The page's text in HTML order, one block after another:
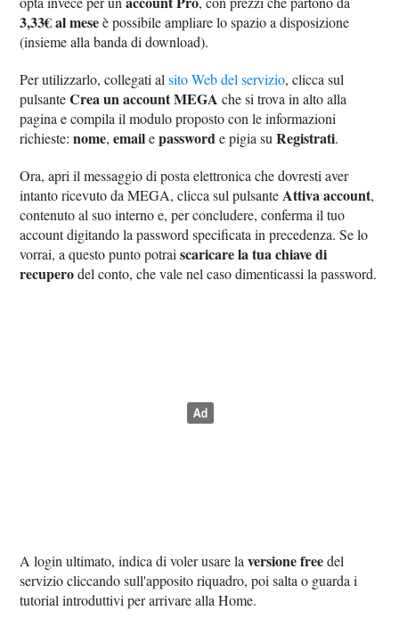
3,33€ al meseè possibile ampliare lo spazio a disposizione
(insieme alla banda di download).
Per utilizzarlo, collegati alsito Web del servizio, clicca sul
pulsanteCrea un account MEGA che si trova in alto alla
pagina e compila il modulo proposto con le informazioni
richieste:nome,emailepassworde pigia suRegistrati.
Ora, apri il messaggio di posta elettronica che dovresti aver
intanto ricevuto da MEGA, clicca sul pulsanteAttiva account,
contenuto al suo interno e, per concludere, conferma il tuo
account digitando la password specificata in precedenza. Se lo
vorrai, a questo punto potraiscaricare la tua chiave di
recuperodel conto, che vale nel caso dimenticassi la password.
A login ultimato, indica di voler usare laversione freedel
servizio cliccando sull'apposito riquadro, poi salta o guarda i
tutorial introduttivi per arrivare alla Home.